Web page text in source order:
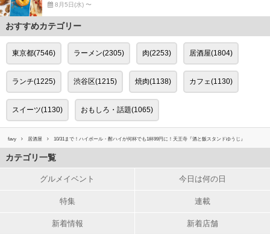
8月5日(水) 〜
おすすめカテゴリー
東京都(7546) ラーメン(2305) 肉(2253) 居酒屋(1804)
ランチ(1225) 渋谷区(1215) 焼肉(1138) カフェ(1130)
スイーツ(1130) おもしろ・話題(1065)
favy 居酒屋 10/31まで！ハイボール・酎ハイが何杯でも1杯99円に！天王寺『酒と飯スタンドゆうじ』
カテゴリ一覧
グルメイベント 今日は何の日
特集 連載
新着情報 新着店舗